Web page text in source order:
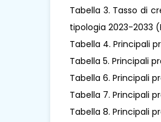
Tabella 3. Tasso di
tipologia 2023-2033
Tabella 4. Principali
Tabella 5. Principali
Tabella 6. Principali
Tabella 7. Principali
Tabella 8. Principali